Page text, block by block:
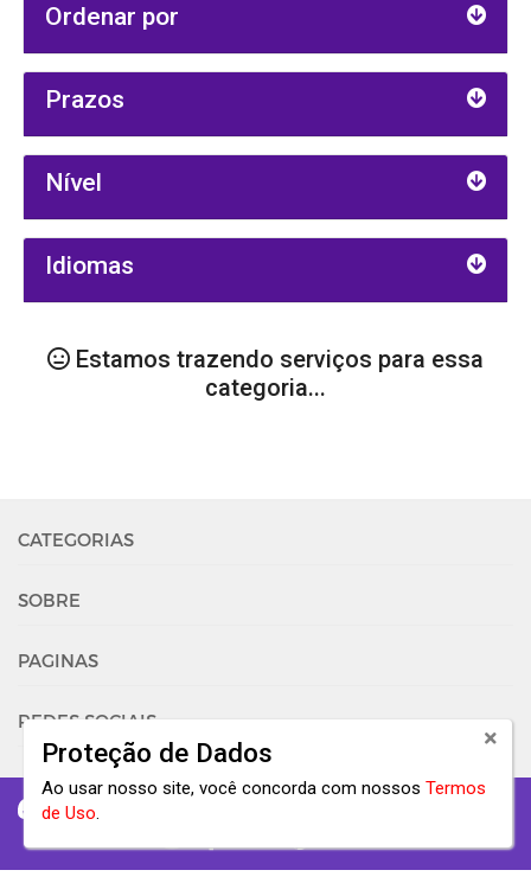
Ordenar por
Prazos
Nível
Idiomas
Estamos trazendo serviços para essa
categoria...
CATEGORIAS
SOBRE
PAGINAS
REDES SOCIAIS
Proteção de Dados
Ao usar nosso site, você concorda com nossos Termos
de Uso